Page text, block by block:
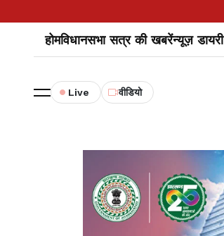
होमविधानसभा सत्र की खबरेंन्यूज़ डायरी
Live वीडियो